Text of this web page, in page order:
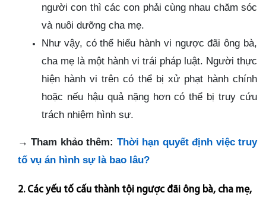
người con thì các con phải cùng nhau chăm sóc
và nuôi dưỡng cha mẹ.
Như vậy, có thể hiểu hành vi ngược đãi ông bà,
cha mẹ là một hành vi trái pháp luật. Người thực
hiện hành vi trên có thể bị xử phạt hành chính
hoặc nếu hậu quả nặng hơn có thể bị truy cứu
trách nhiệm hình sự.
→ Tham khảo thêm: Thời hạn quyết định việc truy
tố vụ án hình sự là bao lâu?
2. Các yếu tố cấu thành tội ngược đãi ông bà, cha mẹ,